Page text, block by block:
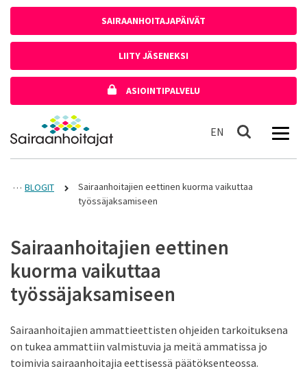
SAIRAANHOITAJAPÄIVÄT
LIITY JÄSENEKSI
ASIOINTIPALVELU
Etusivulle
EN In English
Haku
BLOGIT
Sairaanhoitajien eettinen kuorma vaikuttaa
työssäjaksamiseen
Sairaanhoitajien eettinen
kuorma vaikuttaa
työssäjaksamiseen
Sairaanhoitajien ammattieettisten ohjeiden tarkoituksena
on tukea ammattiin valmistuvia ja meitä ammatissa jo
toimivia sairaanhoitajia eettisessä päätöksenteossa.